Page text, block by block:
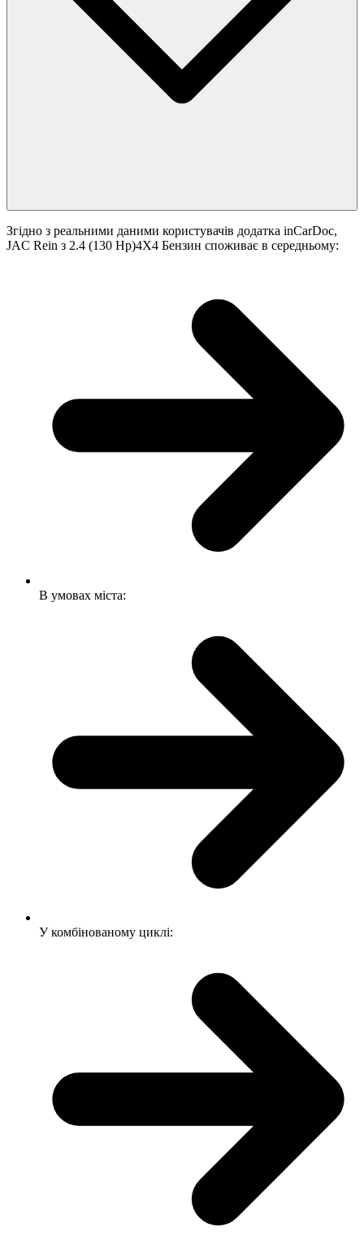
Згідно з реальними даними користувачів додатка inCarDoc,
JAC Rein з 2.4 (130 Hp)4X4 Бензин споживає в середньому:
В умовах міста:
У комбінованому циклі: